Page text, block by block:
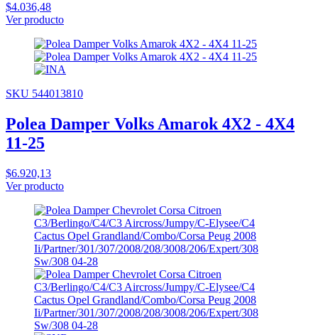
$4.036,48
Ver producto
SKU 544013810
Polea Damper Volks Amarok 4X2 - 4X4
11-25
$6.920,13
Ver producto